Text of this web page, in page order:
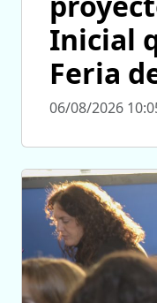
Inicial
Feria
06/08/2026